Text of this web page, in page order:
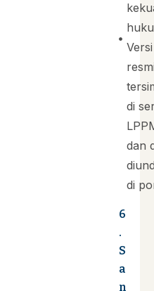
Versi
di
dan
di
6
.
S
a
n